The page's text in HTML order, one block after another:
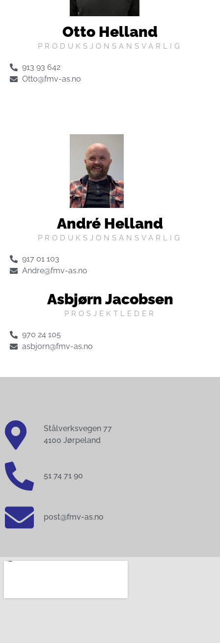
Otto Helland
PRODUKSJONSANSVARLIG
913 93 642
Otto@fmv-as.no
André Helland
PRODUKSJONSANSVARLIG
917 01 103
Andre@fmv-as.no
Asbjørn Jacobsen
PROSJEKTLEDER
970 24 105
asbjorn@fmv-as.no
Stålverksvegen 77
4100 Jørpeland
51 74 71 90
post@fmv-as.no